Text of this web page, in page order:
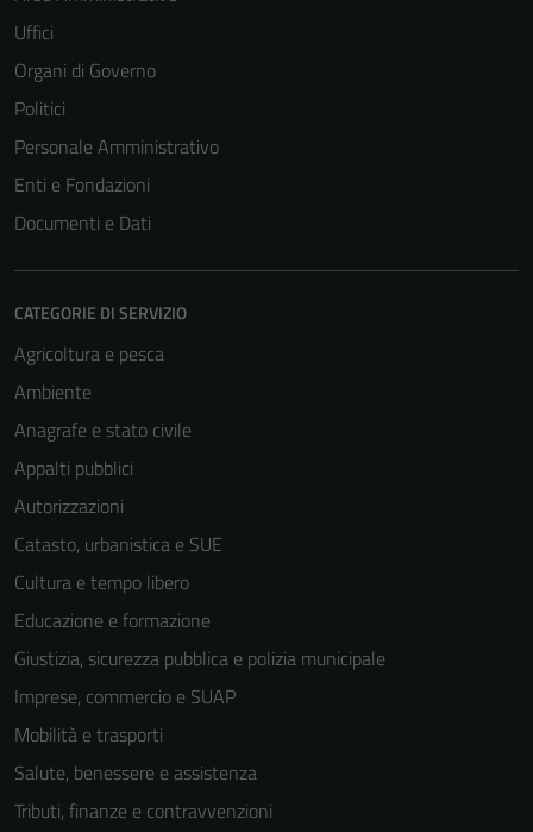
Uffici
Organi di Governo
Politici
Personale Amministrativo
Enti e Fondazioni
Documenti e Dati
CATEGORIE DI SERVIZIO
Agricoltura e pesca
Ambiente
Anagrafe e stato civile
Appalti pubblici
Autorizzazioni
Catasto, urbanistica e SUE
Cultura e tempo libero
Educazione e formazione
Giustizia, sicurezza pubblica e polizia municipale
Imprese, commercio e SUAP
Mobilità e trasporti
Salute, benessere e assistenza
Tributi, finanze e contravvenzioni